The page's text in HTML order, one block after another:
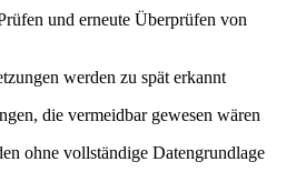
und erneute Überprüfen von
werden zu spät erkannt
die vermeidbar gewesen wären
ohne vollständige Datengrundlage